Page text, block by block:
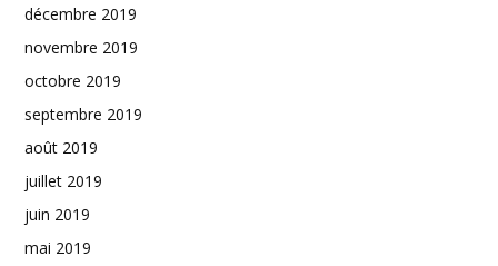
décembre 2019
novembre 2019
octobre 2019
septembre 2019
août 2019
juillet 2019
juin 2019
mai 2019